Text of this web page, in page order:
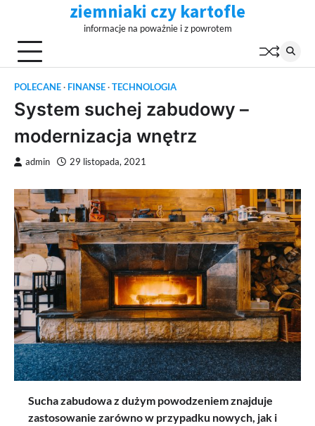
content
ziemniaki czy kartofle
informacje na poważnie i z powrotem
POLECANE FINANSE TECHNOLOGIA
System suchej zabudowy –
modernizacja wnętrz
admin 29 listopada, 2021
Sucha zabudowa z dużym powodzeniem znajduje
zastosowanie zarówno w przypadku nowych, jak i